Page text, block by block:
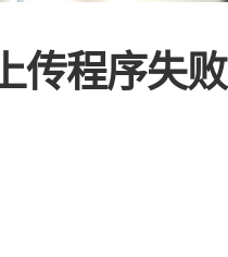
传程序失败